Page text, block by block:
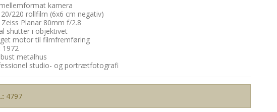
kamera
220 rollfilm (6x6 cm negativ)
Zeiss Planar 80mm f/2.8
shutter i objektivet
motor til filmfremføring
1972
metalhus
studio- og portrætfotografi
4797